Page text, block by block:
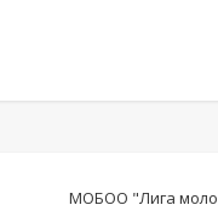
МОБОО "Лига